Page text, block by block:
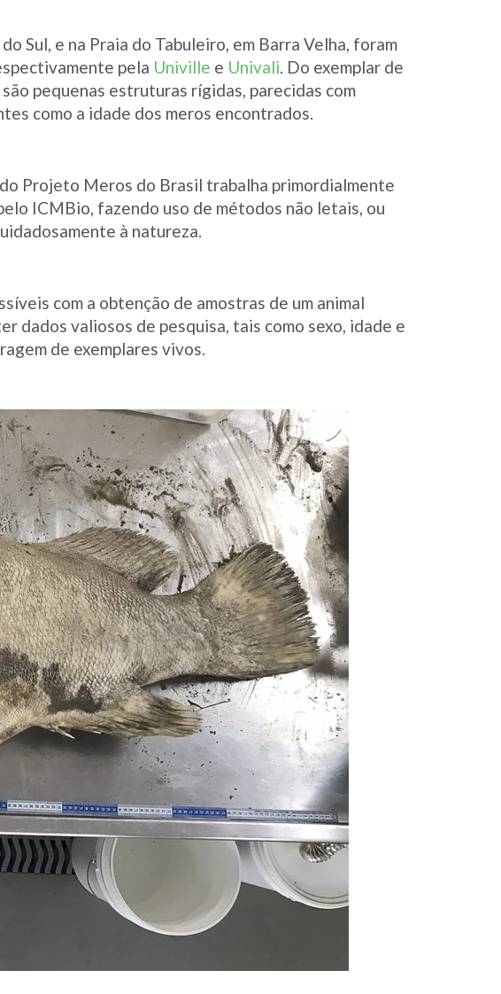
Sul, e na Praia do Tabuleiro, em Barra Velha, foram
pela Univille e Univali. Do exemplar de
pequenas estruturas rígidas, parecidas com
como a idade dos meros encontrados.
Projeto Meros do Brasil trabalha primordialmente
ICMBio, fazendo uso de métodos não letais, ou
à natureza.
com a obtenção de amostras de um animal
dados valiosos de pesquisa, tais como sexo, idade e
de exemplares vivos.